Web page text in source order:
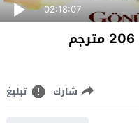
02:18:07
شارك تبليغ